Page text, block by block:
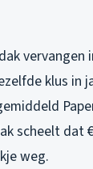
vervangen
klus in
scheelt dat
weg.